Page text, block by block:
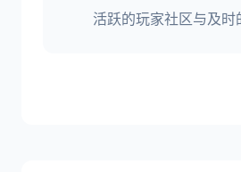
活跃的玩家社区与及时